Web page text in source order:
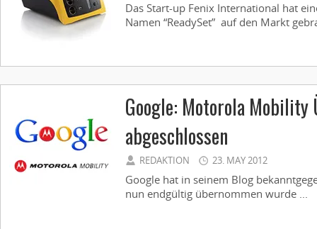
Das Start-up Fenix International hat
Namen “ReadySet” auf den Markt
Google: Motorola Mobility
abgeschlossen
REDAKTION 23. MAY 2012
Google hat in seinem Blog
nun endgültig übernommen wurde ...